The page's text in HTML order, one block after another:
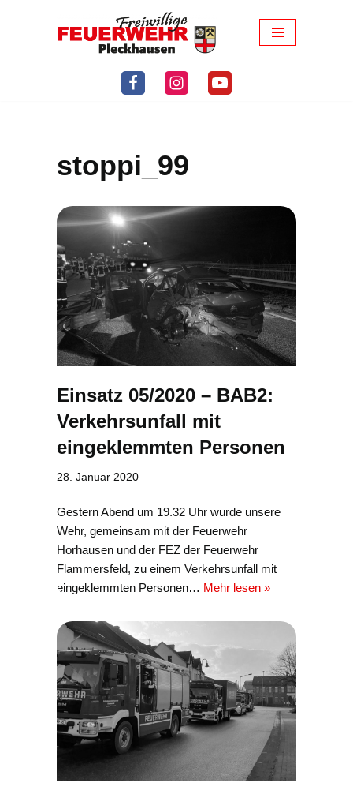
stoppi_99
Einsatz 05/2020 – BAB2:
Verkehrsunfall mit
eingeklemmten Personen
28. Januar 2020
Gestern Abend um 19.32 Uhr wurde unsere
Wehr, gemeinsam mit der Feuerwehr
Horhausen und der FEZ der Feuerwehr
Flammersfeld, zu einem Verkehrsunfall mit
eingeklemmten Personen… Mehr lesen »